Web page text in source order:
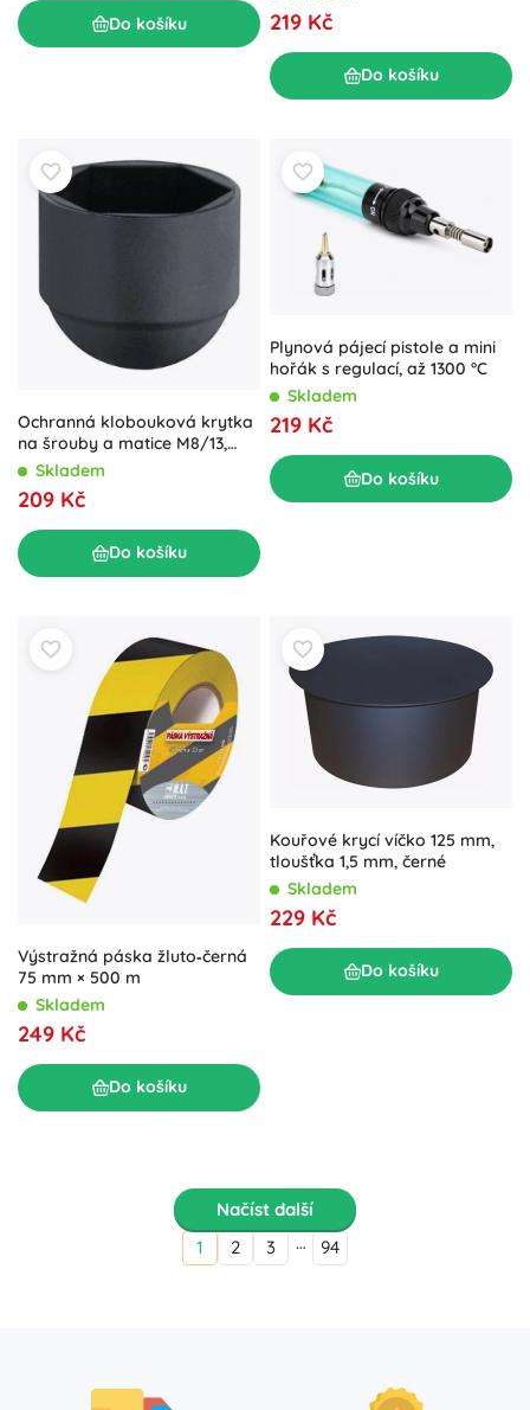
Do košíku 219 Kč
Do košíku
Ochranná klobouková krytka
na šrouby a matice M8/13,
černá, 100 ks
Skladem
209 Kč
Do košíku
Plynová pájecí pistole a mini
hořák s regulací, až 1300 °C
Skladem
219 Kč
Do košíku
Výstražná páska žluto‑černá
75 mm × 500 m
Skladem
249 Kč
Do košíku
Kouřové krycí víčko 125 mm,
tloušťka 1,5 mm, černé
Skladem
229 Kč
Do košíku
Načíst další
1
2 3 … 94